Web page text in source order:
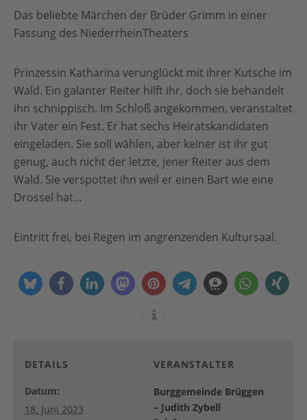
Das beliebte Märchen der Brüder Grimm in einer
Fassung des NiederrheinTheaters
Prinzessin Katharina verunglückt mit ihrer Kutsche im
Wald. Ein galanter Reiter hilft ihr, doch sie behandelt
ihn schnippisch. Im Schloß angekommen, veranstaltet
ihr Vater ein Fest. Er hat sechs Heiratskandidaten
eingeladen. Sie soll wählen, aber keiner ist ihr gut
genug, auch nicht der letzte, jener Reiter aus dem
Wald. Sie verspottet ihn weil er einen Bart wie eine
Drossel hat…
Eintritt frei, bei Regen im angrenzenden Kultursaal.
DETAILS
Datum:
18. Juni 2023
VERANSTALTER
Burggemeinde Brüggen
– Judith Zybell